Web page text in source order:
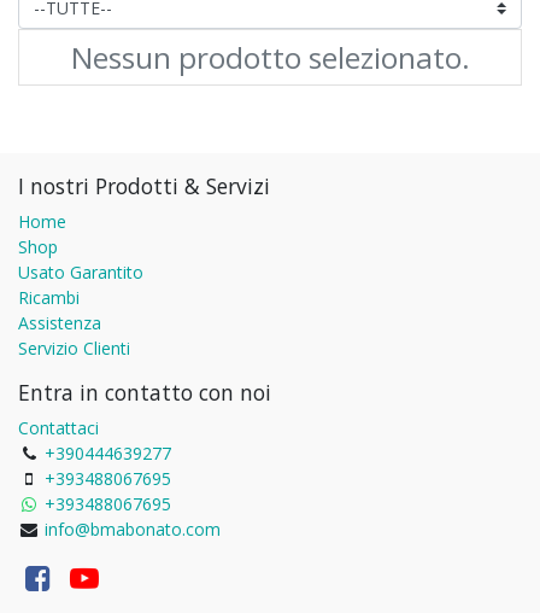
Nessun prodotto selezionato.
I nostri Prodotti & Servizi
Home
Shop
Usato Garantito
Ricambi
Assistenza
Servizio Clienti
Entra in contatto con noi
Contattaci
+390444639277
+393488067695
+393488067695
info@bmabonato.com